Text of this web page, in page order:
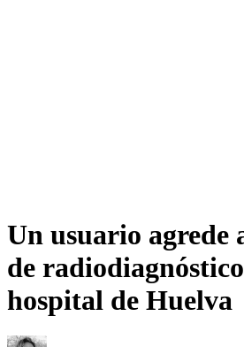
Un usuario agrede
de
hospital de Huelva